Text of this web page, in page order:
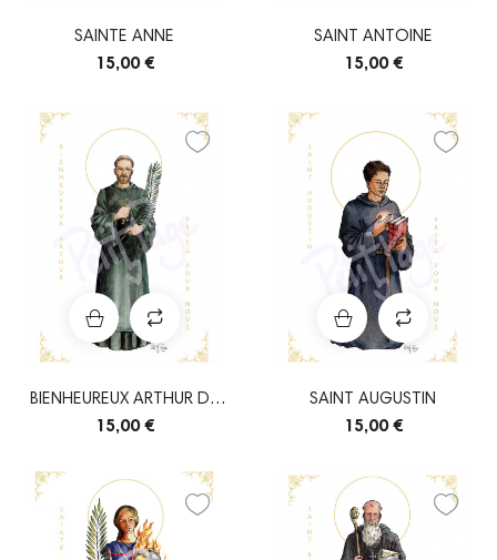
SAINTE ANNE
15,00 €
SAINT ANTOINE
15,00 €
BIENHEUREUX ARTHUR DE
GLASTONBURY
15,00 €
SAINT AUGUSTIN
15,00 €